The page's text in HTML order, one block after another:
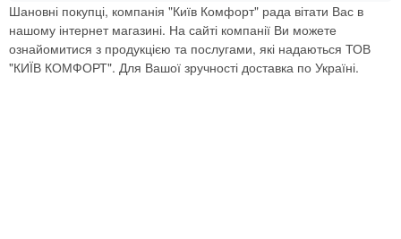
Шановні покупці, компанія "Київ Комфорт" рада вітати Вас в
нашому інтернет магазині. На сайті компанії Ви можете
ознайомитися з продукцією та послугами, які надаються ТОВ
"КИЇВ КОМФОРТ". Для Вашої зручності доставка по Україні.